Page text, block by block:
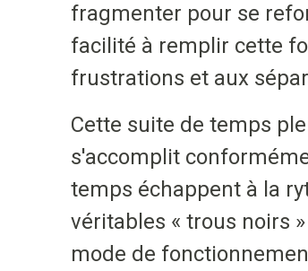
fragmenter pour se
facilité à remplir cette
frustrations et aux
Cette suite de temps
s'accomplit
temps échappent à la
véritables « trous noirs
mode de